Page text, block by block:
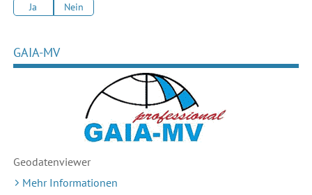
Ja Nein
GAIA-MV
Geodatenviewer
Mehr Informationen